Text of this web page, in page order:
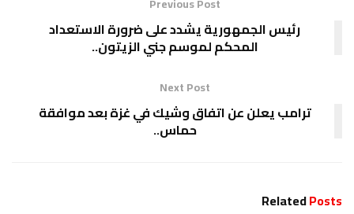
رئيس الجمهورية يشدد على ضرورة الاستعداد
المحكم لموسم جني الزيتون..
Next Post
ترامب يعلن عن اتفاق وشيك في غزة بعد موافقة
حماس..
RelatedPosts